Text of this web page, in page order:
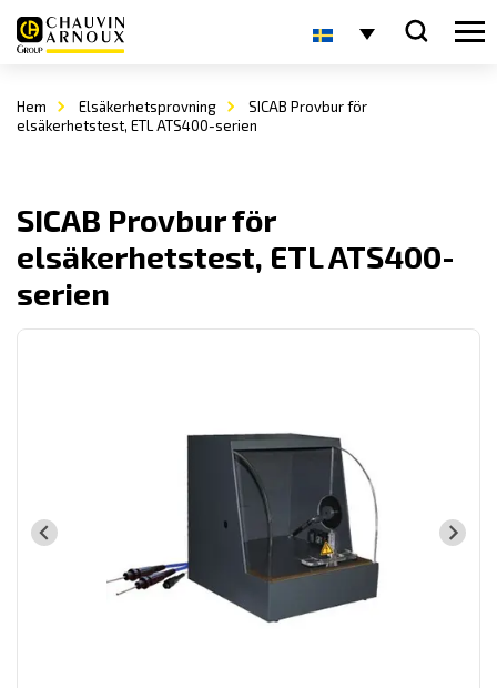
Hem Elsäkerhetsprovning
SICAB Provbur för
elsäkerhetstest, ETL ATS400-serien
SICAB Provbur för
elsäkerhetstest, ETL ATS400-
serien